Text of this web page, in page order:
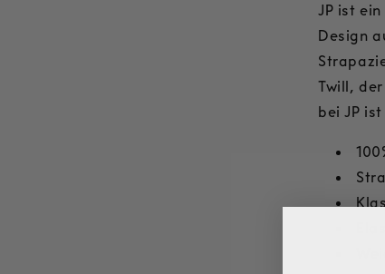
JP ist
Design
Twill,
bei JP